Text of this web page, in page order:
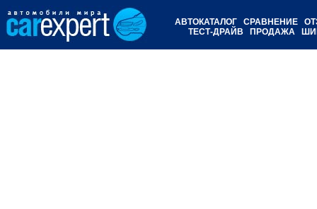
АВТОКАТАЛОГ СРАВНЕНИЕ
ТЕСТ-ДРАЙВ
ПРОДАЖА